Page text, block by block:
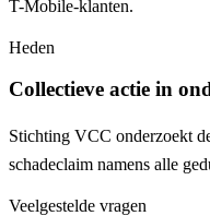
T-Mobile-klanten.
Heden
Collectieve actie in
Stichting VCC onderzoekt
schadeclaim namens alle
Veelgestelde vragen